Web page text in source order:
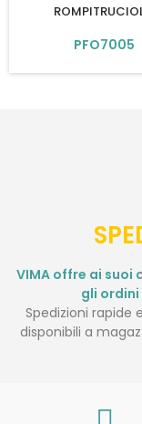
PFO7005
VIMA offre ai
gli ordini
Spedizioni
disponibili a